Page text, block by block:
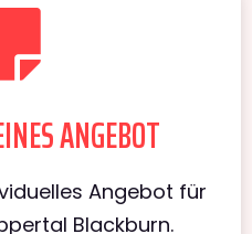
ANGEBOT
Angebot für
Blackburn.